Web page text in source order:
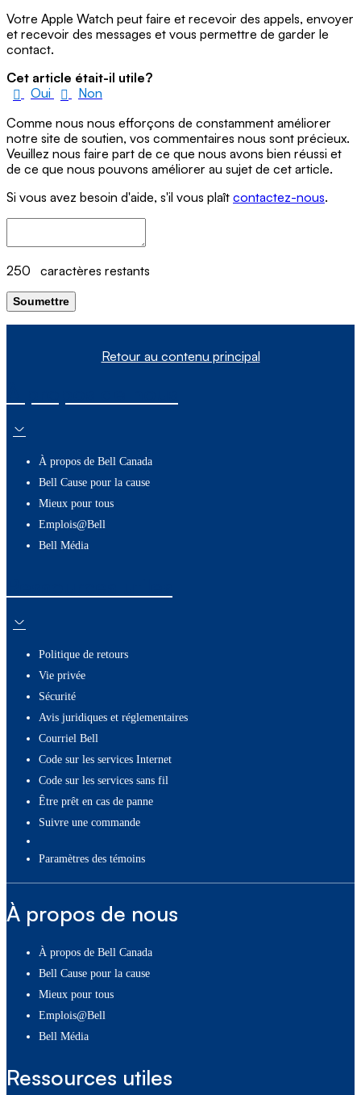
Votre Apple Watch peut faire et recevoir des appels, envoyer
et recevoir des messages et vous permettre de garder le
contact.
Cet article était-il utile?
Oui
Non
Comme nous nous efforçons de constamment améliorer
notre site de soutien, vos commentaires nous sont précieux.
Veuillez nous faire part de ce que nous avons bien réussi et
de ce que nous pouvons améliorer au sujet de cet article.
Si vous avez besoin d'aide, s'il vous plaît contactez-nous.
250 caractères restants
Soumettre
Retour au contenu principal
À propos de Bell Canada
Bell Cause pour la cause
Mieux pour tous
Emplois@Bell
Bell Média
Politique de retours
Vie privée
Sécurité
Avis juridiques et réglementaires
Courriel Bell
Code sur les services Internet
Code sur les services sans fil
Être prêt en cas de panne
Suivre une commande
paramètres des témoins
À propos de nous
À propos de Bell Canada
Bell Cause pour la cause
Mieux pour tous
Emplois@Bell
Bell Média
Ressources utiles